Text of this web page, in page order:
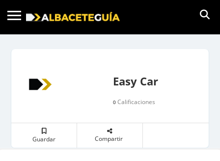
Easy Car
0Calificaciones
Guardar Compartir